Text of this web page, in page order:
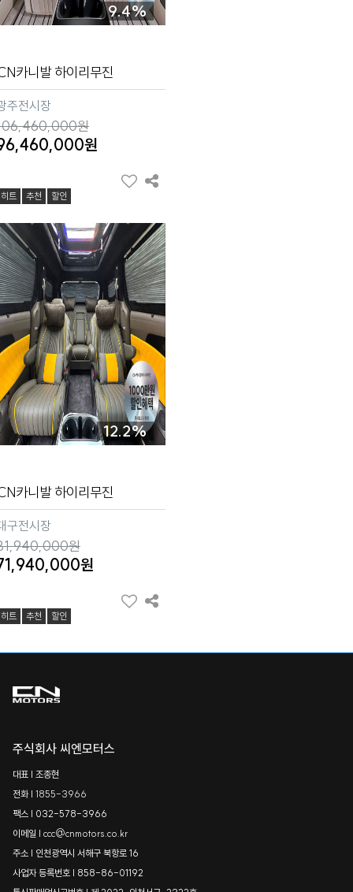
9.4%
카니발 하이리무진
주전시장
원
원
히트 추천 할인
12.2%
카니발 하이리무진
구전시장
원
원
히트 추천 할인
주식회사 씨엔모터스
대표 | 조종현
전화 | 1855-3966
팩스 | 032-578-3966
이메일 | ccc@cnmotors.co.kr
주소 | 인천광역시 서해구 북항로 16
사업자 등록번호 | 858-86-01192